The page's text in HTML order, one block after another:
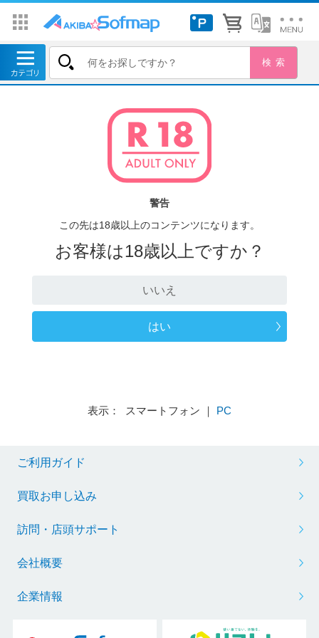
警告
この先は18歳以上のコンテンツになります。
お客様は18歳以上ですか？
いいえ
はい
表示： スマートフォン ｜ PC
ご利用ガイド
買取お申し込み
訪問・店頭サポート
会社概要
企業情報